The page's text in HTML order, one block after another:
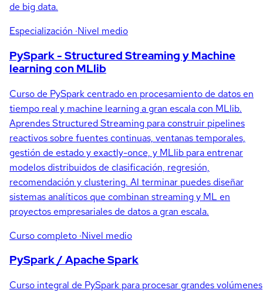
de big data.
Especialización ·Nivel medio
PySpark - Structured Streaming y Machine
learning con MLlib
Curso de PySpark centrado en procesamiento de datos en
tiempo real y machine learning a gran escala con MLlib.
Aprendes Structured Streaming para construir pipelines
reactivos sobre fuentes continuas, ventanas temporales,
gestión de estado y exactly-once, y MLlib para entrenar
modelos distribuidos de clasificación, regresión,
recomendación y clustering. Al terminar puedes diseñar
sistemas analíticos que combinan streaming y ML en
proyectos empresariales de datos a gran escala.
Curso completo ·Nivel medio
PySpark / Apache Spark
Curso integral de PySpark para procesar grandes volúmenes